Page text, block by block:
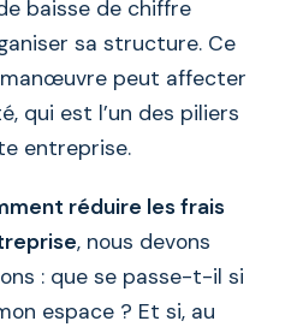
baisse de chiffre
sa structure. Ce
peut affecter
qui est l’un des piliers
entreprise.
réduire les frais
, nous devons
: que se passe-t-il si
espace ? Et si, au